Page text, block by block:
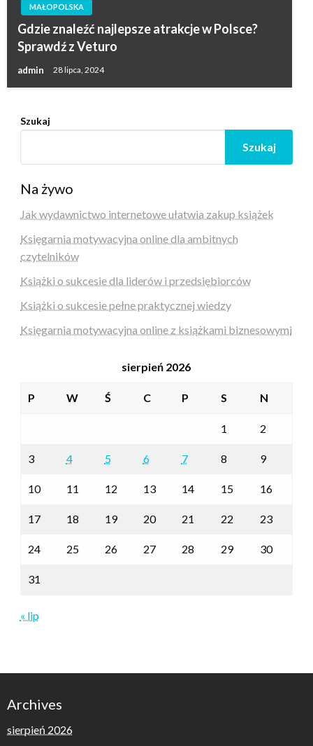
MAŁOPOLSKA
Gdzie znaleźć najlepsze atrakcje w Polsce?
Sprawdź z Veturo
admin 28 lipca, 2024
Szukaj
Szukaj
Na żywo
Jak wydawnictwo internetowe ułatwia zakup książek
Księgarnia motywacyjna online dla ambitnych
czytelników
Książki o sukcesie dla liderów i przedsiębiorców
Książki o sukcesie pełne praktycznej wiedzy
Księgarnia motywacyjna online z książkami biznesowymi
sierpień 2026
P W Ś C P S N
1 2
3 4 5 6 7 8 9
10 11 12 13 14 15 16
17 18 19 20 21 22 23
24 25 26 27 28 29 30
31
« lip
Archives
sierpień 2026